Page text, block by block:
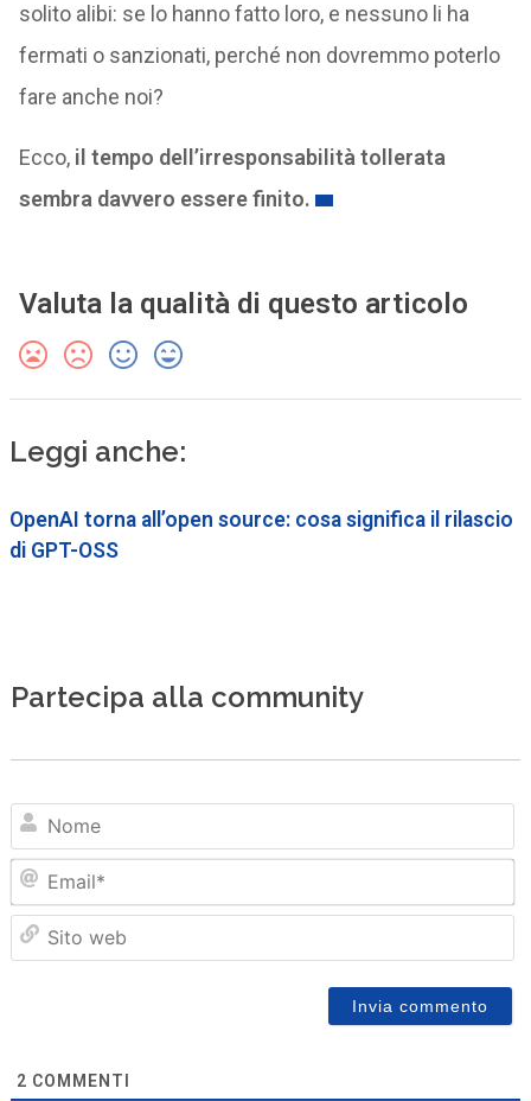
solito alibi: se lo hanno fatto loro, e nessuno li ha
fermati o sanzionati, perché non dovremmo poterlo
fare anche noi?
Ecco,il tempo dell’irresponsabilità tollerata
sembra davvero essere finito.
Valuta la qualità di questo articolo
Leggi anche:
OpenAI torna all’open source: cosa significa il rilascio
di GPT-OSS
Partecipa alla community
2 COMMENTI